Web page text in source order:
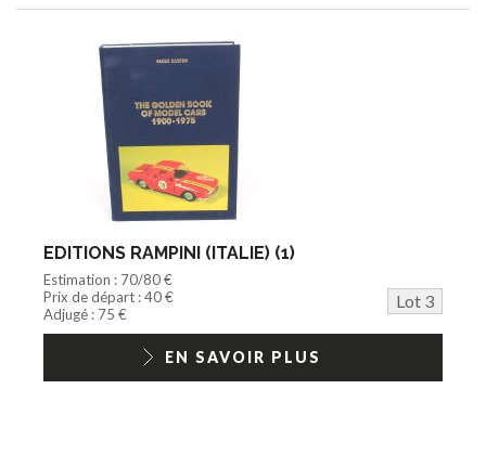
EDITIONS RAMPINI (ITALIE) (1)
Estimation : 70/80 €
Prix de départ : 40 €
Lot 3
Adjugé : 75 €
EN SAVOIR PLUS